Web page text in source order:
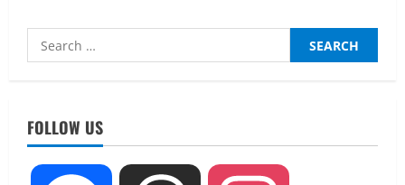
Search
for:
FOLLOW US
August 7, 2026